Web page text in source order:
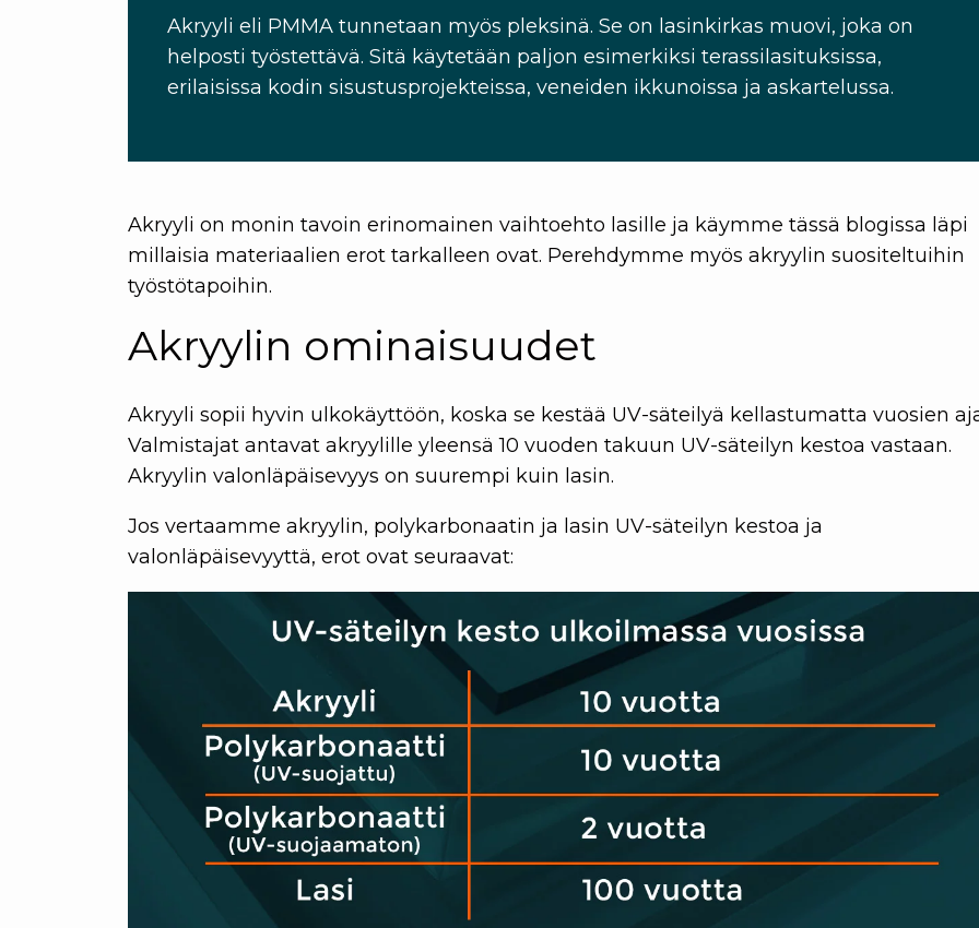
Akryyli eli PMMA tunnetaan myös pleksinä. Se on lasinkirkas muovi, joka on
helposti työstettävä. Sitä käytetään paljon esimerkiksi terassilasituksissa,
erilaisissa kodin sisustusprojekteissa, veneiden ikkunoissa ja askartelussa.
Akryyli on monin tavoin erinomainen vaihtoehto lasille ja käymme tässä blogissa läpi
millaisia materiaalien erot tarkalleen ovat. Perehdymme myös akryylin suositeltuihin
työstötapoihin.
Akryylin ominaisuudet
Akryyli sopii hyvin ulkokäyttöön, koska se kestää UV-säteilyä kellastumatta vuosien
Valmistajat antavat akryylille yleensä 10 vuoden takuun UV-säteilyn kestoa vastaan.
Akryylin valonläpäisevyys on suurempi kuin lasin.
Jos vertaamme akryylin, polykarbonaatin ja lasin UV-säteilyn kestoa ja
valonläpäisevyyttä, erot ovat seuraavat: